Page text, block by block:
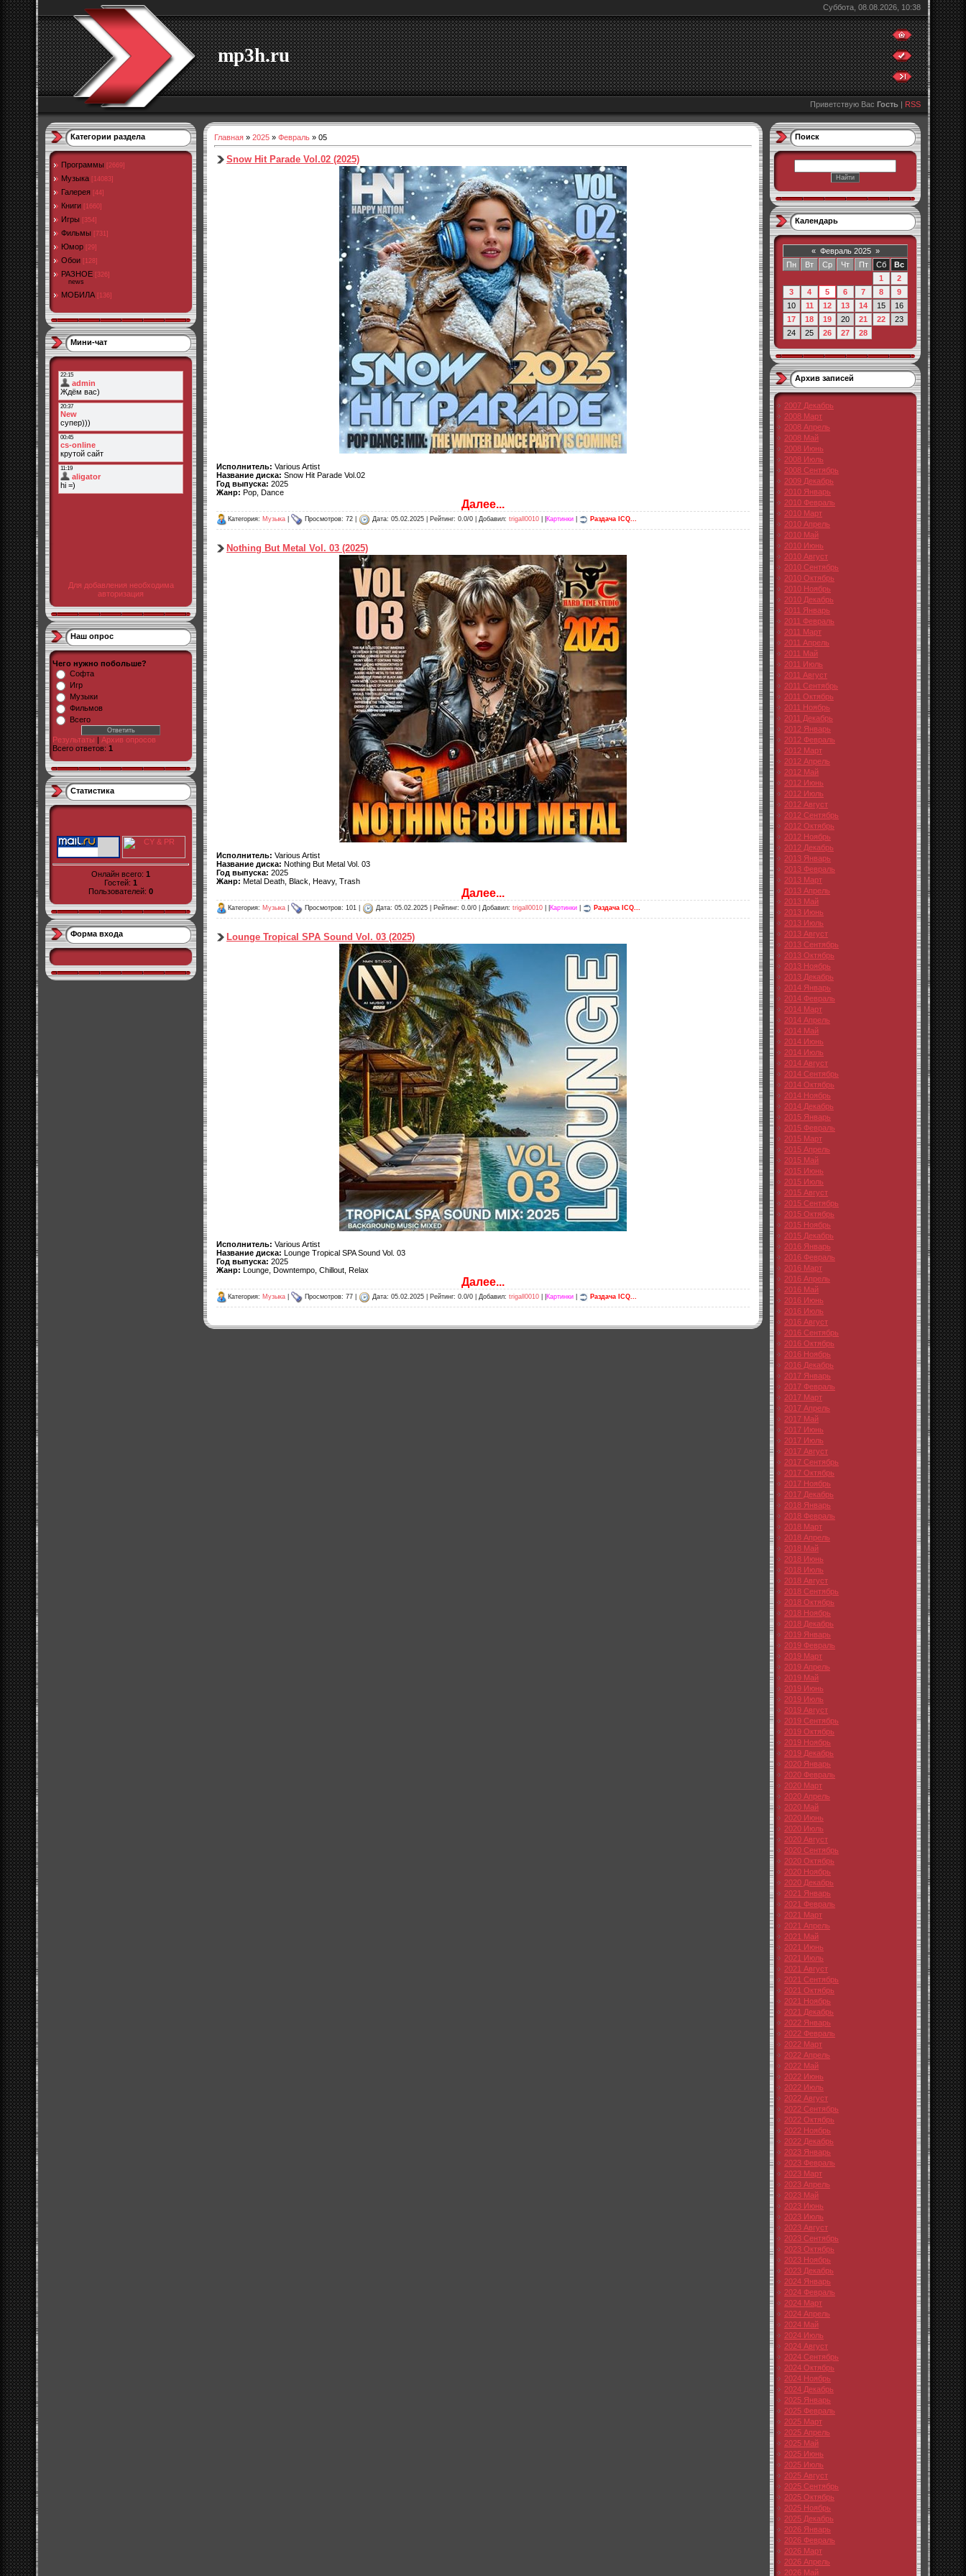
Суббота, 08.08.2026, 10:38
mp3h.ru
Приветствую Вас Гость | RSS
Категории раздела
Программы [2669]
Музыка [14083]
Галерея [44]
Книги [1660]
Игры [354]
Фильмы [731]
Юмор [29]
Обои [128]
РАЗНОЕ [326]
news
МОБИЛА [136]
Мини-чат
Для добавления необходима
авторизация
Наш опрос
Чего нужно побольше?
Софта
Игр
Музыки
Фильмов
Всего
Результаты | Архив опросов
Всего ответов: 1
Статистика
Онлайн всего: 1
Гостей: 1
Пользователей: 0
Форма входа
Главная » 2025 » Февраль » 05
Snow Hit Parade Vol.02 (2025)
Исполнитель: Various Artist
Название диска: Snow Hit Parade Vol.02
Год выпуска: 2025
Жанр: Pop, Dance
Далее...
Категория: Музыка Просмотров: 72 | Дата: 05.02.2025 | Рейтинг: 0.0/0 | Добавил: trigall0010 Картинки Раздача ICQ...
Nothing But Metal Vol. 03 (2025)
Исполнитель: Various Artist
Название диска: Nothing But Metal Vol. 03
Год выпуска: 2025
Жанр: Metal Death, Black, Heavy, Trash
Далее...
Категория: Музыка Просмотров: 101 | Дата: 05.02.2025 | Рейтинг: 0.0/0 | Добавил: trigall0010 Картинки Раздача ICQ...
Lounge Tropical SPA Sound Vol. 03 (2025)
Исполнитель: Various Artist
Название диска: Lounge Tropical SPA Sound Vol. 03
Год выпуска: 2025
Жанр: Lounge, Downtempo, Chillout, Relax
Далее...
Категория: Музыка Просмотров: 77 | Дата: 05.02.2025 | Рейтинг: 0.0/0 | Добавил: trigall0010 Картинки Раздача ICQ...
Поиск
Календарь
« Февраль 2025 »
Пн
Вт Ср Чт Пт Сб
Вс
1
2
3
4 5 6 7 8
9
10
11 12 13 14 15
16
17
18 19 20 21 22
23
24
25 26 27 28
Архив записей
2007 Декабрь
2008 Март
2008 Апрель
2008 Май
2008 Июнь
2008 Июль
2008 Сентябрь
2009 Декабрь
2010 Январь
2010 Февраль
2010 Март
2010 Апрель
2010 Май
2010 Июнь
2010 Август
2010 Сентябрь
2010 Октябрь
2010 Ноябрь
2010 Декабрь
2011 Январь
2011 Февраль
2011 Март
2011 Апрель
2011 Май
2011 Июль
2011 Август
2011 Сентябрь
2011 Октябрь
2011 Ноябрь
2011 Декабрь
2012 Январь
2012 Февраль
2012 Март
2012 Апрель
2012 Май
2012 Июнь
2012 Июль
2012 Август
2012 Сентябрь
2012 Октябрь
2012 Ноябрь
2012 Декабрь
2013 Январь
2013 Февраль
2013 Март
2013 Апрель
2013 Май
2013 Июнь
2013 Июль
2013 Август
2013 Сентябрь
2013 Октябрь
2013 Ноябрь
2013 Декабрь
2014 Январь
2014 Февраль
2014 Март
2014 Апрель
2014 Май
2014 Июнь
2014 Июль
2014 Август
2014 Сентябрь
2014 Октябрь
2014 Ноябрь
2014 Декабрь
2015 Январь
2015 Февраль
2015 Март
2015 Апрель
2015 Май
2015 Июнь
2015 Июль
2015 Август
2015 Сентябрь
2015 Октябрь
2015 Ноябрь
2015 Декабрь
2016 Январь
2016 Февраль
2016 Март
2016 Апрель
2016 Май
2016 Июнь
2016 Июль
2016 Август
2016 Сентябрь
2016 Октябрь
2016 Ноябрь
2016 Декабрь
2017 Январь
2017 Февраль
2017 Март
2017 Апрель
2017 Май
2017 Июнь
2017 Июль
2017 Август
2017 Сентябрь
2017 Октябрь
2017 Ноябрь
2017 Декабрь
2018 Январь
2018 Февраль
2018 Март
2018 Апрель
2018 Май
2018 Июнь
2018 Июль
2018 Август
2018 Сентябрь
2018 Октябрь
2018 Ноябрь
2018 Декабрь
2019 Январь
2019 Февраль
2019 Март
2019 Апрель
2019 Май
2019 Июнь
2019 Июль
2019 Август
2019 Сентябрь
2019 Октябрь
2019 Ноябрь
2019 Декабрь
2020 Январь
2020 Февраль
2020 Март
2020 Апрель
2020 Май
2020 Июнь
2020 Июль
2020 Август
2020 Сентябрь
2020 Октябрь
2020 Ноябрь
2020 Декабрь
2021 Январь
2021 Февраль
2021 Март
2021 Апрель
2021 Май
2021 Июнь
2021 Июль
2021 Август
2021 Сентябрь
2021 Октябрь
2021 Ноябрь
2021 Декабрь
2022 Январь
2022 Февраль
2022 Март
2022 Апрель
2022 Май
2022 Июнь
2022 Июль
2022 Август
2022 Сентябрь
2022 Октябрь
2022 Ноябрь
2022 Декабрь
2023 Январь
2023 Февраль
2023 Март
2023 Апрель
2023 Май
2023 Июнь
2023 Июль
2023 Август
2023 Сентябрь
2023 Октябрь
2023 Ноябрь
2023 Декабрь
2024 Январь
2024 Февраль
2024 Март
2024 Апрель
2024 Май
2024 Июль
2024 Август
2024 Сентябрь
2024 Октябрь
2024 Ноябрь
2024 Декабрь
2025 Январь
2025 Февраль
2025 Март
2025 Апрель
2025 Май
2025 Июнь
2025 Июль
2025 Август
2025 Сентябрь
2025 Октябрь
2025 Ноябрь
2025 Декабрь
2026 Январь
2026 Февраль
2026 Март
2026 Апрель
2026 Май